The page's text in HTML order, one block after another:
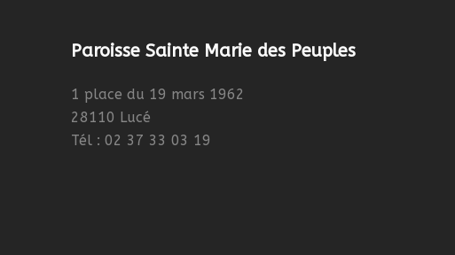
Paroisse Sainte Marie des Peuples
1 place du 19 mars 1962
28110 Lucé
Tél : 02 37 33 03 19